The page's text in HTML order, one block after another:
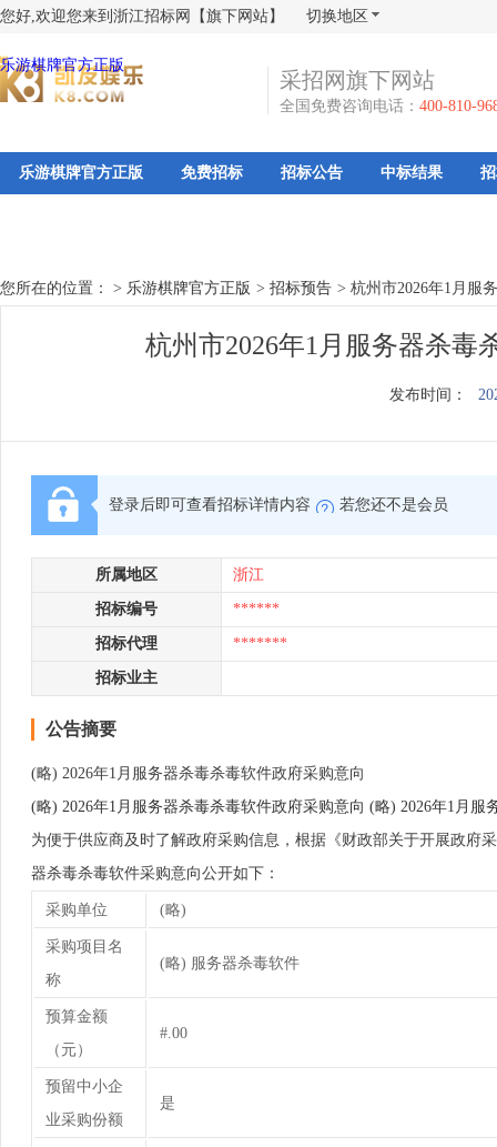
您好,欢迎您来到浙江招标网【旗下网站】 切换地区
乐游棋牌官方正版
采招网旗下网站
全国免费咨询电话： 400-810-
乐游棋牌官方正版 免费招标 招标公告 中标结果
您所在的位置： > 乐游棋牌官方正版 > 招标预告 > 杭州市2026年1月服
杭州市2026年1月服务器杀毒
发布时间：
登录后即可查看招标详情内容 若您还不是会员
所属地区 浙江
招标编号 ******
招标代理 *******
招标业主
公告摘要
(略) 2026年1月服务器杀毒杀毒软件政府采购意向
(略) 2026年1月服务器杀毒杀毒软件政府采购意向 (略) 2026年1月服
为便于供应商及时了解政府采购信息，根据《财政部关于开展政府
器杀毒杀毒软件采购意向公开如下：
采购单位 (略)
采购项目名
称
(略) 服务器杀毒软件
预算金额
（元）
#.00
预留中小企
业采购份额
是